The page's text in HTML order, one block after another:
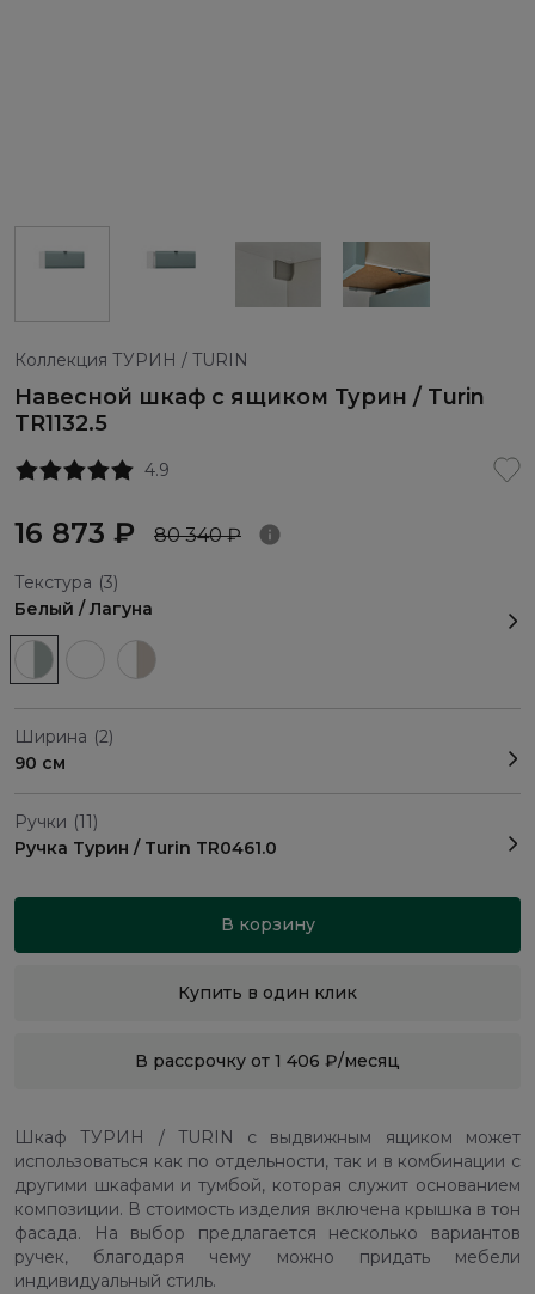
Коллекция ТУРИН / TURIN
Навесной шкаф с ящиком Турин / Turin
TR1132.5
4.9
16 873 ₽ 80 340 ₽
Текстура (3)
Белый / Лагуна
Ширина (2)
90 см
Ручки (11)
Ручка Турин / Turin TR0461.0
В корзину
Купить в один клик
В рассрочку от 1 406 ₽/месяц
Шкаф ТУРИН / TURIN с выдвижным ящиком может
использоваться как по отдельности, так и в комбинации с
другими шкафами и тумбой, которая служит основанием
композиции. В стоимость изделия включена крышка в тон
фасада. На выбор предлагается несколько вариантов
ручек, благодаря чему можно придать мебели
индивидуальный стиль.